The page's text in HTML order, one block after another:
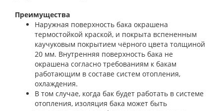
Преимущества
Наружная поверхность бака окрашена
термостойкой краской, и покрыта вспененным
каучуковым покрытием чёрного цвета толщиной
20 мм. Внутренняя поверхность бака не
окрашена согласно требованиям к бакам
работающим в составе систем отопления,
охлаждения.
В том случае, когда бак будет работать в системе
отопления, изоляция бака может быть